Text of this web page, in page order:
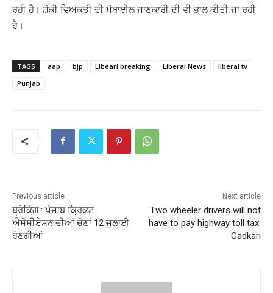
ਰਹੀ ਹੈ। ਸ਼ੱਕੀ ਵਿਅਕਤੀ ਦੀ ਮੋਬਾਈਲ ਜਾਣਕਾਰੀ ਦੀ ਵੀ ਭਾਲ ਕੀਤੀ ਜਾ ਰਹੀ
ਹੈ।
TAGS aap bjp Libearl breaking Liberal News
liberal tv
Punjab
Previous article
ਬ੍ਰੇਕਿੰਗ : ਪੰਜਾਬ ਕ੍ਰਿਕਟ
ਐਸੋਸੀਏਸ਼ਨ ਦੀਆਂ ਚੋਣਾਂ 12 ਜੁਲਾਈ
ਹੋਣਗੀਆਂ
Next article
Two wheeler drivers will not
have to pay highway toll tax:
Gadkari